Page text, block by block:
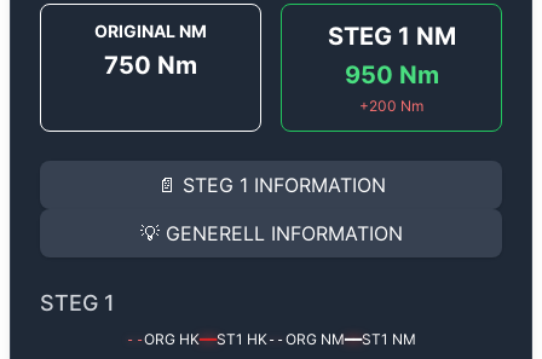
ORIGINAL NM
750 Nm
STEG 1 NM
950 Nm
+200 Nm
📄 STEG 1 INFORMATION
INFORMATION
Steg 1
Porsche Cayenne 4.8
Effekten ökar från520 hktill640 hkoch
(+120 hk & +200 Nm).
Ger mer effekt, högre vridmoment, lägre
Steg 1 mjukvara justerar vi ett antal
💡 GENERELL INFORMATION
✅ All mjukvara är skräddarsydd för din bil
✅ Felsökning inann samt efter optimering
STEG 1
--ORG HK━━ST1 HK--ORG NM━━ST1 NM